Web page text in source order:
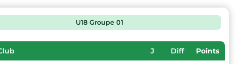
U18 Groupe 01
J Diff Points